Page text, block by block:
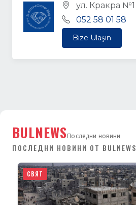
ул. Кракра №1
052 58 01 58
Bize Ulaşın
BULNEWSПоследни новини
ПОСЛЕДНИ НОВИНИ ОТ BULNEWS
СВЯТ